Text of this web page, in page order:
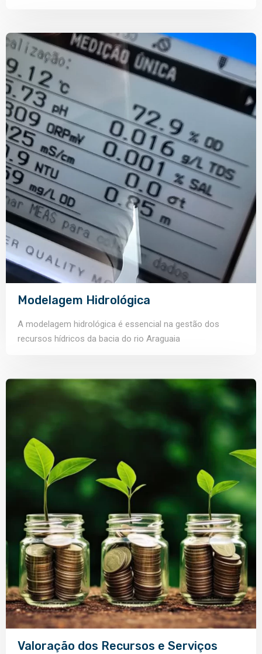
Modelagem Hidrológica
A modelagem hidrológica é essencial na gestão dos
recursos hídricos da bacia do rio Araguaia
Valoração dos Recursos e Serviços